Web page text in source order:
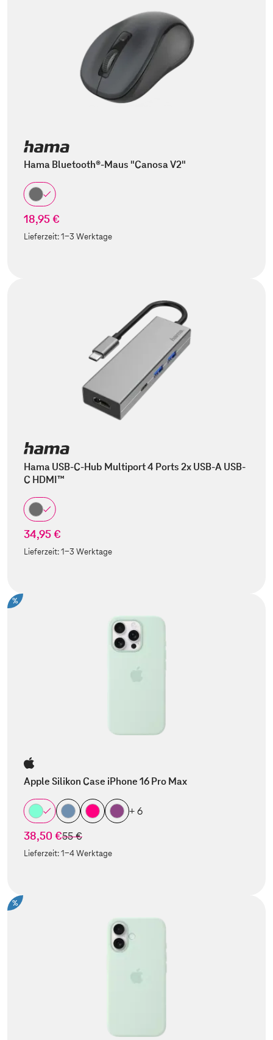
Hama Bluetooth®-Maus "Canosa V2"
18,95 €
Lieferzeit:1-3 Werktage
Hama USB-C-Hub Multiport 4 Ports 2x USB-A USB-
C HDMI™
34,95 €
Lieferzeit:1-3 Werktage
%
Apple Silikon Case iPhone 16 Pro Max
+ 6
38,50 €statt
55 €
Lieferzeit:1-4 Werktage
%